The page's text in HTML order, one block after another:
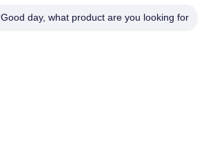
Good day, what product are you looking for?